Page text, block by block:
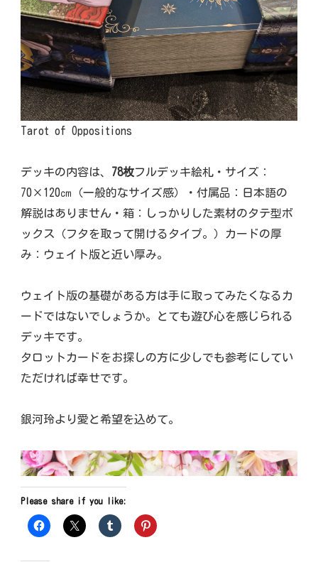
Tarot of Oppositions
デッキの内容は、 78枚フルデッキ絵札・サイズ：
70×120㎝（一般的なサイズ感）・付属品：日本語の
解説はありません・箱：しっかりした素材のタテ型ボ
ックス（フタを取って開けるタイプ。）カードの厚
み：ウェイト版と近い厚み。
ウェイト版の基礎がある方は手に取ってみたくなるカ
ードではないでしょうか。とても遊び心を感じられる
デッキです。
タロットカードをお探しの方に少しでも参考にしてい
ただければ幸せです。
銀河玲より愛と希望を込めて。
Please share if you like: